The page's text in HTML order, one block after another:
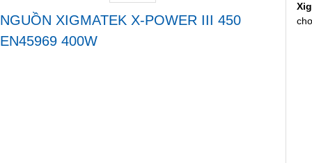
NGUỒN XIGMATEK X-POWER III 450
EN45969 400W